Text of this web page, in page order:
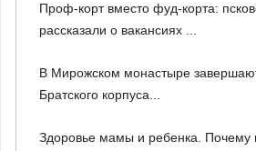
Проф-корт вместо фуд-корта:
рассказали о вакансиях ...
В Мирожском монастыре
Братского корпуса...
Здоровье мамы и ребенка. Почему